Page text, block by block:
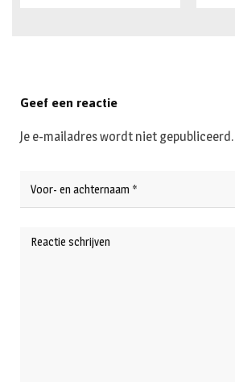
Geef een reactie
Je e-mailadres wordt niet gepubliceerd.